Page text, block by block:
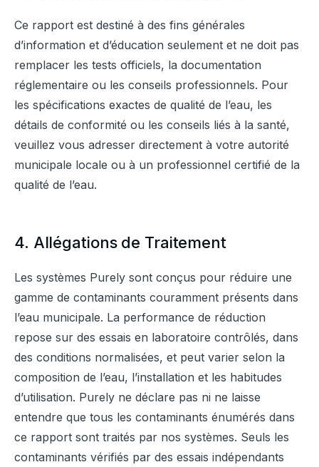
Ce rapport est destiné à des fins générales
d’information et d’éducation seulement et ne doit pas
remplacer les tests officiels, la documentation
réglementaire ou les conseils professionnels. Pour
les spécifications exactes de qualité de l’eau, les
détails de conformité ou les conseils liés à la santé,
veuillez vous adresser directement à votre autorité
municipale locale ou à un professionnel certifié de la
qualité de l’eau.
4. Allégations de Traitement
Les systèmes Purely sont conçus pour réduire une
gamme de contaminants couramment présents dans
l’eau municipale. La performance de réduction
repose sur des essais en laboratoire contrôlés, dans
des conditions normalisées, et peut varier selon la
composition de l’eau, l’installation et les habitudes
d’utilisation. Purely ne déclare pas ni ne laisse
entendre que tous les contaminants énumérés dans
ce rapport sont traités par nos systèmes. Seuls les
contaminants vérifiés par des essais indépendants